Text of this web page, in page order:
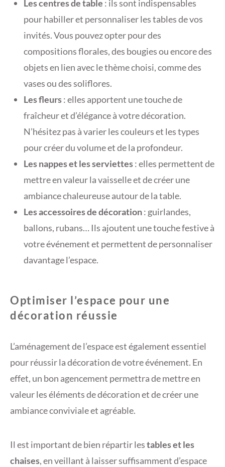
Les centres de table : ils sont indispensables
pour habiller et personnaliser les tables de vos
invités. Vous pouvez opter pour des
compositions florales, des bougies ou encore des
objets en lien avec le thème choisi, comme des
vases ou des soliflores.
Les fleurs: elles apportent une touche de
fraîcheur et d’élégance à votre décoration.
N’hésitez pas à varier les couleurs et les types
pour créer du volume et de la profondeur.
Les nappes et les serviettes: elles permettent de
mettre en valeur la vaisselle et de créer une
ambiance chaleureuse autour de la table.
Les accessoires de décoration: guirlandes,
ballons, rubans… Ils ajoutent une touche festive à
votre événement et permettent de personnaliser
davantage l’espace.
Optimiser l’espace pour une
décoration réussie
L’aménagement de l’espace est également essentiel
pour réussir la décoration de votre événement. En
effet, un bon agencement permettra de mettre en
valeur les éléments de décoration et de créer une
ambiance conviviale et agréable.
Il est important de bien répartir lestables et les
chaises, en veillant à laisser suffisamment d’espace